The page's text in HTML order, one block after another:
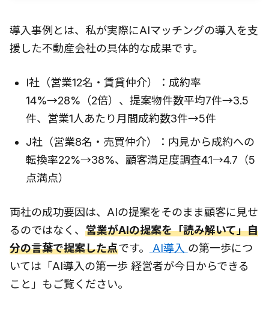
導入事例とは、私が実際にAIマッチングの導入を支
援した不動産会社の具体的な成果です。
I社（営業12名・賃貸仲介）：成約率
14%→28%（2倍）、提案物件数平均7件→3.5
件、営業1人あたり月間成約数3件→5件
J社（営業8名・売買仲介）：内見から成約への
転換率22%→38%、顧客満足度調査4.1→4.7（5
点満点）
両社の成功要因は、AIの提案をそのまま顧客に見せ
るのではなく、 営業がAIの提案を「読み解いて」自
分の言葉で提案した点です。 AI導入 の第一歩につ
いては「AI導入の第一歩 経営者が今日からできる
こと」もご覧ください。